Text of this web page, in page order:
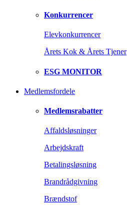
Konkurrencer
Elevkonkurrencer
Årets Kok & Årets Tjener
ESG MONITOR
Medlemsfordele
Medlemsrabatter
Affaldsløsninger
Arbejdskraft
Betalingsløsning
Brandrådgivning
Brændstof